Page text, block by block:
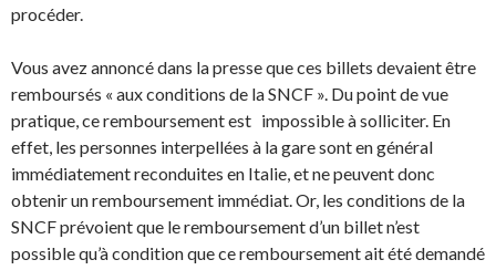
procéder.
Vous avez annoncé dans la presse que ces billets devaient être
remboursés « aux conditions de la SNCF ». Du point de vue
pratique, ce remboursement est impossible à solliciter. En
effet, les personnes interpellées à la gare sont en général
immédiatement reconduites en Italie, et ne peuvent donc
obtenir un remboursement immédiat. Or, les conditions de la
SNCF prévoient que le remboursement d’un billet n’est
possible qu’à condition que ce remboursement ait été demandé